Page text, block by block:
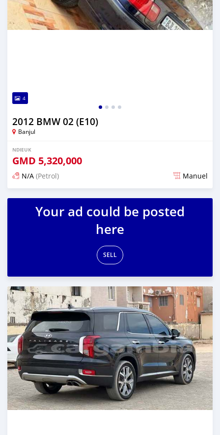
4
2012 BMW 02 (E10)
Banjul
NDIEUK
GMD 5,320,000
N/A (Petrol) Manuel
Dougal na niou ko depuis 25 days
Your ad could be posted
here
SELL